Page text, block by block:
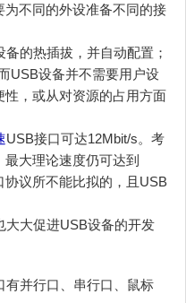
不同的外设准备不同的接
的热插拔，并自动配置；
USB设备并不需要用户设
，或从对资源的占用方面
USB接口可达12Mbit/s。考
大理论速度仍可达到
议所不能比拟的，且USB
大大促进USB设备的开发
有并行口、串行口、鼠标